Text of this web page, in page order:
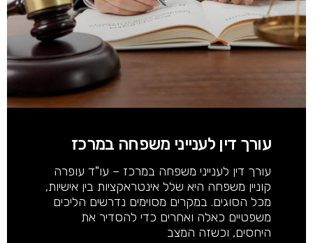
עורך דין לענייני משפחה במרכז
עורך דין לענייני משפחה במרכז – עו"ד עופרה
קוניין משפחה היא שלל אינטראקציות בין אישיות,
מכל הסוגים. במקרים מסוימים נדרשים הליכים
משפטיים כאלה ואחרים כדי להסדיר את
היחסים, וכשזה המצב